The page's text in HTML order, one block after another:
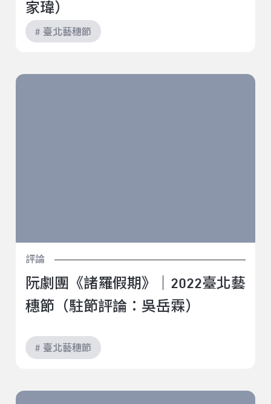
家瑋）
# 臺北藝穗節
阮劇團《諸羅假期》｜2022臺北藝穗節（駐節評論：吳
評論
阮劇團《諸羅假期》｜2022臺北藝
穗節（駐節評論：吳岳霖）
# 臺北藝穗節
鸚鵡安全《一個人也要很快樂A.K.A Lonely God》｜2022